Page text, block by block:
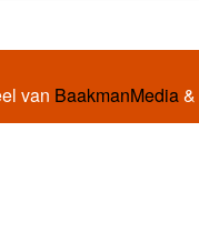
van BaakmanMedia&